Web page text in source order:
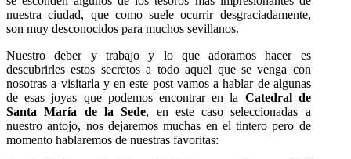
nuestra ciudad, que como suele ocurrir desgraciadamente,
son muy desconocidos para muchos sevillanos.
Nuestro deber y trabajo y lo que adoramos hacer es
descubrirles estos secretos a todo aquel que se venga con
nosotras a visitarla y en este post vamos a hablar de algunas
de esas joyas que podemos encontrar en la Catedral de
Santa María de la Sede, en este caso seleccionadas a
nuestro antojo, nos dejaremos muchas en el tintero pero de
momento hablaremos de nuestras favoritas: